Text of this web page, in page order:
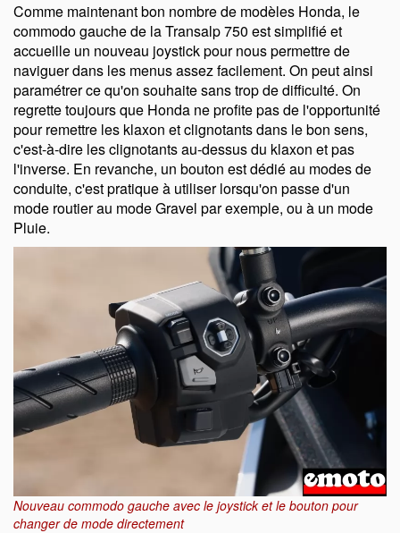
Comme maintenant bon nombre de modèles Honda, le
commodo gauche de la Transalp 750 est simplifié et
accueille un nouveau joystick pour nous permettre de
naviguer dans les menus assez facilement. On peut ainsi
paramétrer ce qu'on souhaite sans trop de difficulté. On
regrette toujours que Honda ne profite pas de l'opportunité
pour remettre les klaxon et clignotants dans le bon sens,
c'est-à-dire les clignotants au-dessus du klaxon et pas
l'inverse. En revanche, un bouton est dédié au modes de
conduite, c'est pratique à utiliser lorsqu'on passe d'un
mode routier au mode Gravel par exemple, ou à un mode
Pluie.
Nouveau commodo gauche avec le joystick et le bouton pour
changer de mode directement